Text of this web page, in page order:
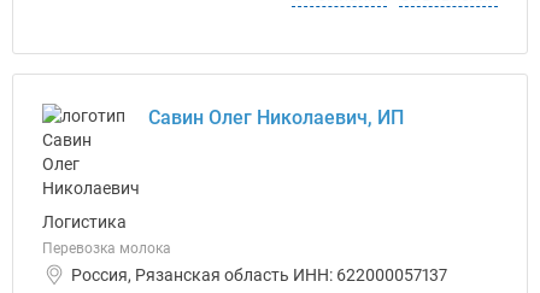
Савин Олег Николаевич, ИП
Логистика
Перевозка молока
Россия, Рязанская область ИНН: 622000057137